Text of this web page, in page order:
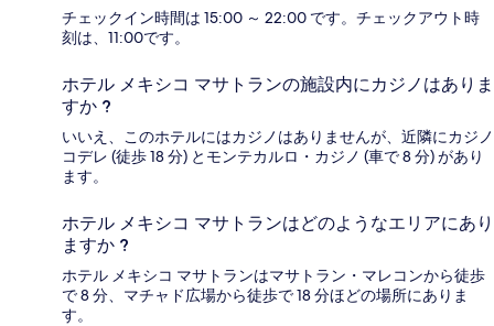
チェックイン時間は 15:00 ～ 22:00 です。チェックアウト時
刻は、11:00です。
ホテル メキシコ マサトランの施設内にカジノはありま
すか ?
いいえ、このホテルにはカジノはありませんが、近隣にカジノ
コデレ (徒歩 18 分) とモンテカルロ・カジノ (車で 8 分) があり
ます。
ホテル メキシコ マサトランはどのようなエリアにあり
ますか ?
ホテル メキシコ マサトランはマサトラン・マレコンから徒歩
で 8 分、マチャド広場から徒歩で 18 分ほどの場所にありま
す。